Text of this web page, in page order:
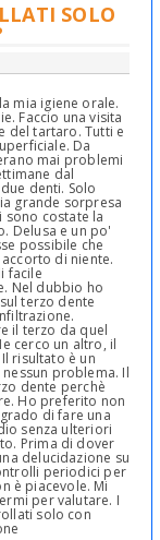
SOLO
mia igiene orale.
Faccio una visita
del tartaro. Tutti e
Da
mai problemi
dal
denti. Solo
grande sorpresa
costate la
Delusa e un po'
possibile che
di niente.
facile
Nel dubbio ho
terzo dente
il terzo da quel
cerco un altro, il
risultato è un
problema. Il
dente perchè
Ho preferito non
di fare una
senza ulteriori
Prima di dover
delucidazione su
periodici per
è piacevole. Mi
per valutare. I
solo con